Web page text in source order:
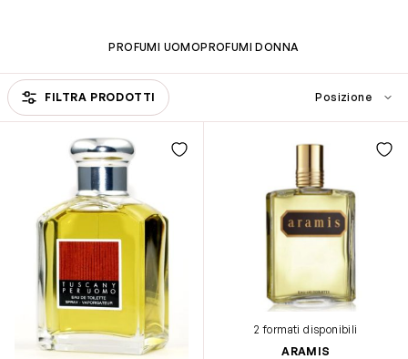
PROFUMI UOMOPROFUMI DONNA
FILTRA PRODOTTI
Passa all'elenco prodotti
2 formati disponibili
ARAMIS